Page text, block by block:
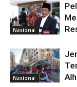
Nasional
Nasional